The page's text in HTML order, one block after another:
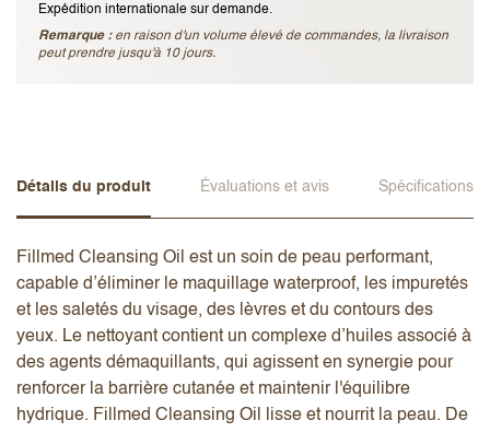
Expédition internationale sur demande.
Remarque : en raison d'un volume élevé de commandes, la livraison
peut prendre jusqu'à 10 jours.
Détails du produit Évaluations et avis Spécifications
Fillmed Cleansing Oil est un soin de peau performant,
capable d’éliminer le maquillage waterproof, les impuretés
et les saletés du visage, des lèvres et du contours des
yeux. Le nettoyant contient un complexe d’huiles associé à
des agents démaquillants, qui agissent en synergie pour
renforcer la barrière cutanée et maintenir l'équilibre
hydrique. Fillmed Cleansing Oil lisse et nourrit la peau. De